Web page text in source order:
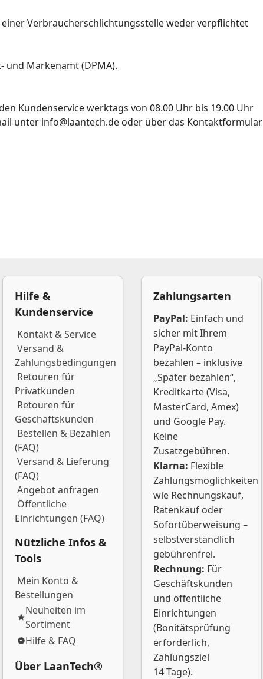
Verbraucherschlichtungsstelle weder verpflichtet
und Markenamt (DPMA).
Kundenservice werktags von 08.00 Uhr bis 19.00 Uhr
unter info@laantech.de oder über das Kontaktformular
Hilfe &
Kundenservice
Kontakt & Service
Versand &
Zahlungsbedingungen
Retouren für
Privatkunden
Retouren für
Geschäftskunden
Bestellen & Bezahlen
(FAQ)
Versand & Lieferung
(FAQ)
Angebot anfragen
Öffentliche
Einrichtungen (FAQ)
Nützliche Infos &
Tools
Mein Konto &
Bestellungen
Neuheiten im
Sortiment
Hilfe & FAQ
Über LaanTech®
Zahlungsarten
PayPal: Einfach und
sicher mit Ihrem
PayPal-Konto
bezahlen – inklusive
„Später bezahlen“,
Kreditkarte (Visa,
MasterCard, Amex)
und Google Pay.
Keine
Zusatzgebühren.
Klarna: Flexible
Zahlungsmöglichkeiten
wie Rechnungskauf,
Ratenkauf oder
Sofortüberweisung –
selbstverständlich
gebührenfrei.
Rechnung: Für
Geschäftskunden
und öffentliche
Einrichtungen
(Bonitätsprüfung
erforderlich,
Zahlungsziel
14 Tage).